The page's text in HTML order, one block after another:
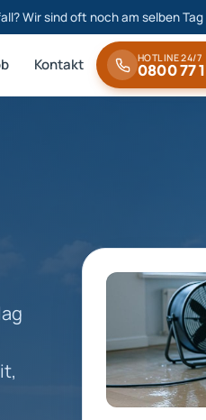
Wir sind oft noch am selben Tag
Kontakt HOTLINE 24/7
0800 77